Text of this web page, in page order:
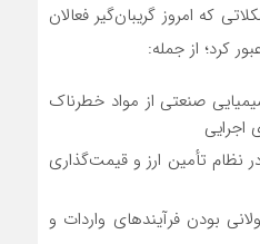
که امروز گریبان‌گیر فعالان
کرد؛ از جمله:
صنعتی از مواد خطرناک
اجرایی
نظام تأمین ارز و قیمت‌گذاری
بودن فرآیندهای واردات و